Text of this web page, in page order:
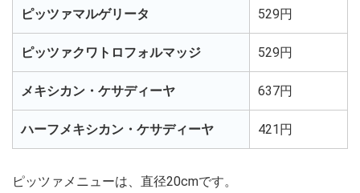
ピッツァマルゲリータ 529円
ピッツァクワトロフォルマッジ 529円
メキシカン・ケサディーヤ 637円
ハーフメキシカン・ケサディーヤ 421円
ピッツァメニューは、直径20cmです。